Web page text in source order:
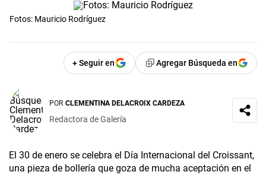
Fotos: Mauricio Rodríguez
+ Seguir en Agregar Búsqueda en
POR CLEMENTINA DELACROIX CARDEZA
Redactora de Galería
El 30 de enero se celebra el Día Internacional del Croissant,
una pieza de bollería que goza de mucha aceptación en el